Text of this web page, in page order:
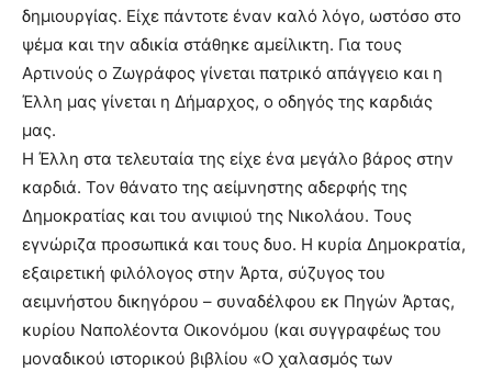
δημιουργίας. Είχε πάντοτε έναν καλό λόγο, ωστόσο στο
ψέμα και την αδικία στάθηκε αμείλικτη. Για τους
Αρτινούς ο Ζωγράφος γίνεται πατρικό απάγγειο και η
Έλλη μας γίνεται η Δήμαρχος, ο οδηγός της καρδιάς
μας.
Η Έλλη στα τελευταία της είχε ένα μεγάλο βάρος στην
καρδιά. Τον θάνατο της αείμνηστης αδερφής της
Δημοκρατίας και του ανιψιού της Νικολάου. Τους
εγνώριζα προσωπικά και τους δυο. Η κυρία Δημοκρατία,
εξαιρετική φιλόλογος στην Άρτα, σύζυγος του
αειμνήστου δικηγόρου – συναδέλφου εκ Πηγών Άρτας,
κυρίου Ναπολέοντα Οικονόμου (και συγγραφέως του
μοναδικού ιστορικού βιβλίου «Ο χαλασμός των